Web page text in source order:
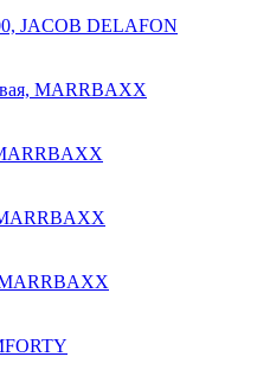
JACOB DELAFON
MARRBAXX